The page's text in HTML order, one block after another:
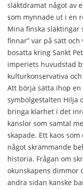
släktdramat något av
som mynnade ut i en
Mina finska släktingar
finnar” var på sätt
bosatta kring Sankt
imperiets huvudstad
kulturkonservativa
Att börja sätta ihop
symbolgestalten Hilja
bringa klarhet i det
känslor som samtal
skapade. Ett kaos
något skrämmande
historia. Frågan om
okunskapens dimmor
andra sidan kanske